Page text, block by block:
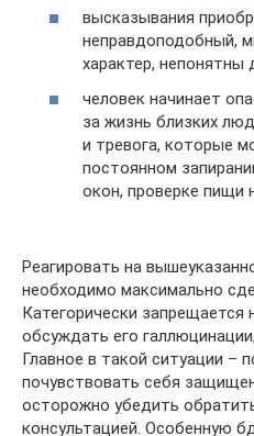
высказывания
неправдоподобный,
характер,
человек начинает
за жизнь близких
и тревога, которые
постоянном
окон, проверке пищи
Реагировать на
необходимо максимально
Категорически запрещается
обсуждать его
Главное в такой ситуации –
почувствовать себя
осторожно убедить
консультацией. Особенную